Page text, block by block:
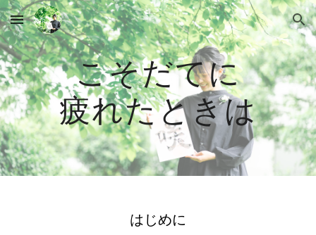
Skip to main content Skip to navigation
こそだてに
疲れたときは
はじめに